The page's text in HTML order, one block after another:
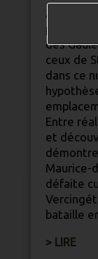
Après de
des
ceux de
dans ce
Entre
et
Maurice-
défaite
bataille
> LIRE